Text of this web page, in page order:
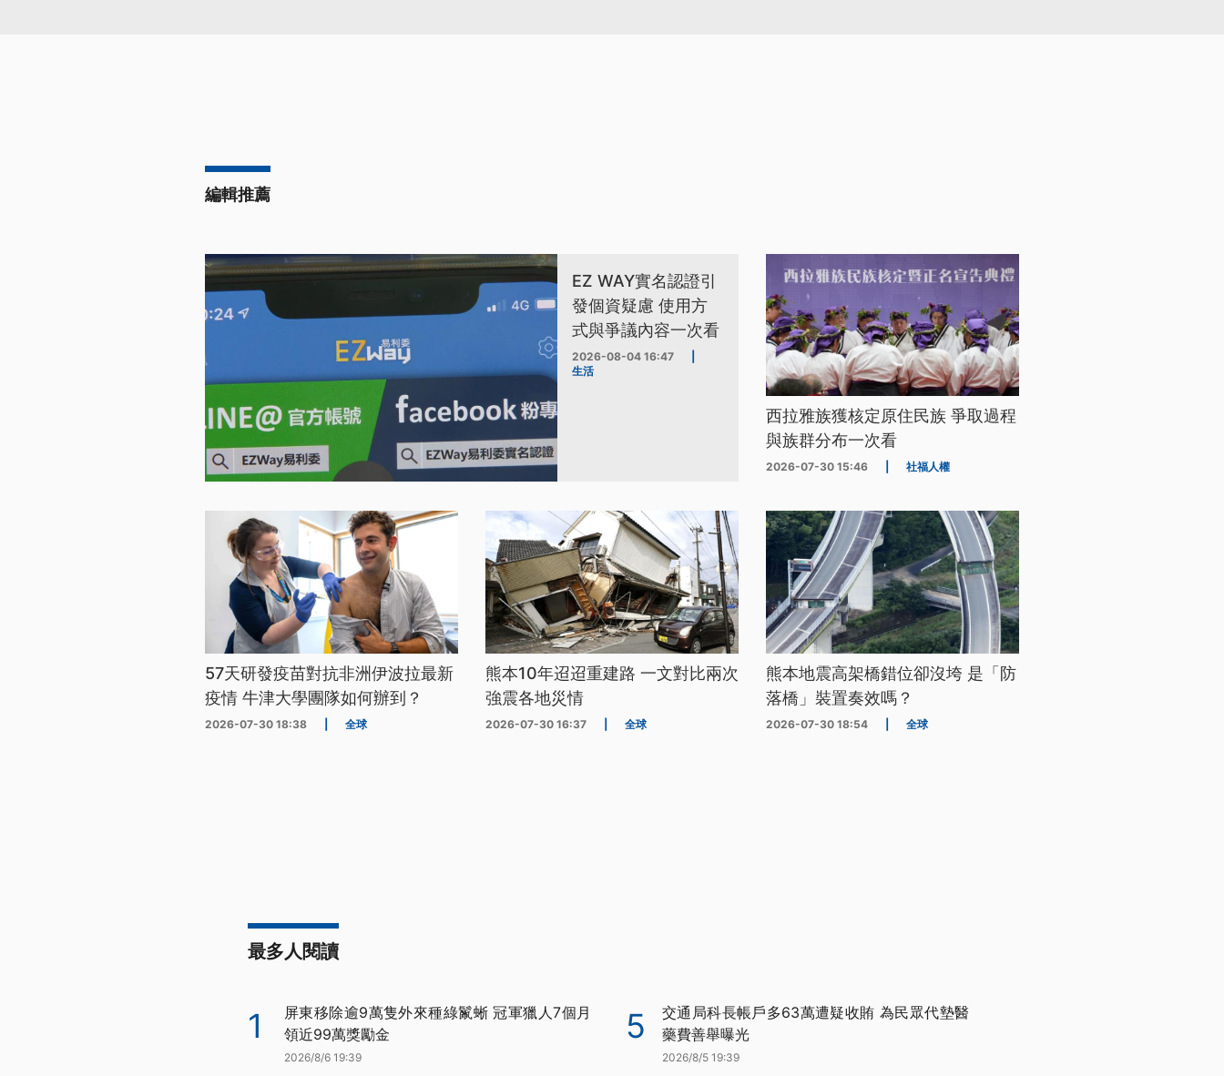
編輯推薦
EZ WAY實名認證引
發個資疑慮 使用方
式與爭議內容一次看
2026-08-04 16:47
生活
西拉雅族獲核定原住民族 爭取過程
與族群分布一次看
2026-07-30 15:46 社福人權
57天研發疫苗對抗非洲伊波拉最新
疫情 牛津大學團隊如何辦到？
2026-07-30 18:38 全球
熊本10年迢迢重建路 一文對比兩次
強震各地災情
2026-07-30 16:37 全球
熊本地震高架橋錯位卻沒垮 是「防
落橋」裝置奏效嗎？
2026-07-30 18:54 全球
最多人閱讀
1
屏東移除逾9萬隻外來種綠鬣蜥 冠軍獵人7個月
領近99萬獎勵金
2026/8/6 19:39
5
交通局科長帳戶多63萬遭疑收賄 為民眾代墊醫
藥費善舉曝光
2026/8/5 19:39